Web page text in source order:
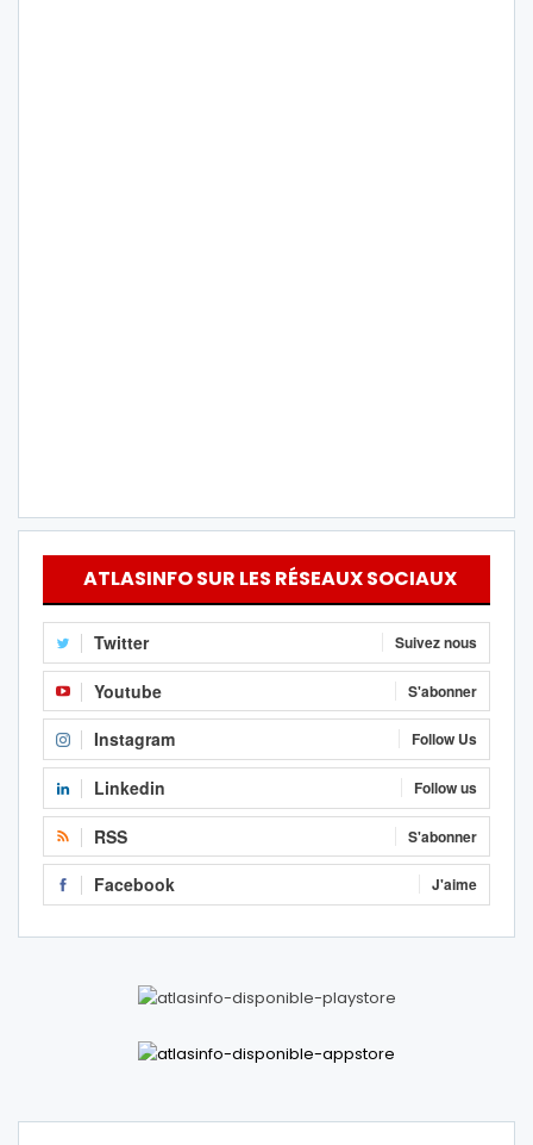
ATLASINFO SUR LES RÉSEAUX SOCIAUX
Twitter Suivez nous
Youtube S'abonner
Instagram Follow Us
Linkedin Follow us
RSS S'abonner
Facebook J'aime